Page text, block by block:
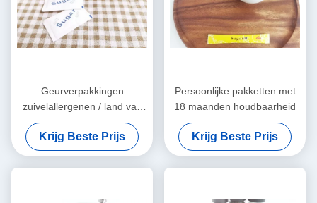
Geurverpakkingen
zuivelallergenen / land van
oorsprong
Aanpassingsmogelijkheden
Krijg Beste Prijs
Persoonlijke pakketten met
18 maanden houdbaarheid
Krijg Beste Prijs